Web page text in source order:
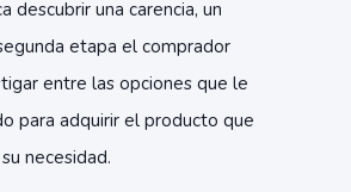
descubrir una carencia, un
etapa el comprador
entre las opciones que le
para adquirir el producto que
necesidad.